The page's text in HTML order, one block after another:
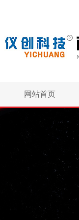
网站首页